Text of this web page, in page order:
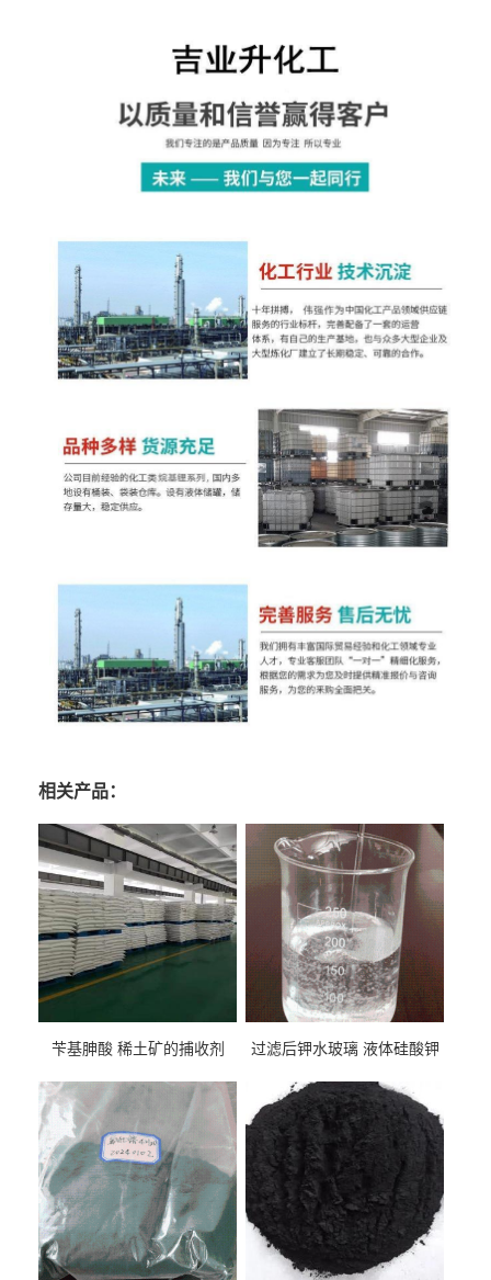
相关产品：
苄基胂酸 稀土矿的捕收剂 过滤后钾水玻璃 液体硅酸钾